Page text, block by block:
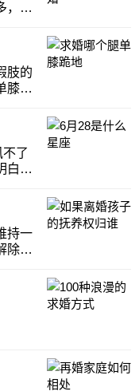
，今
点
居
讨一
肢的
膝跪
性
女
动了
白，
了
更
么今
持一
除和
孩